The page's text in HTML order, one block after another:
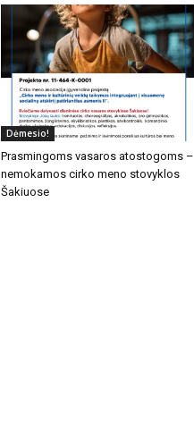
Dėmesio!
Prasmingoms vasaros atostogoms –
nemokamos cirko meno stovyklos
Šakiuose